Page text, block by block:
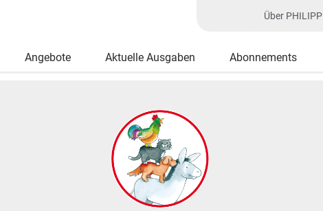
Über PHILIPP
Angebote Aktuelle Ausgaben Abonnements